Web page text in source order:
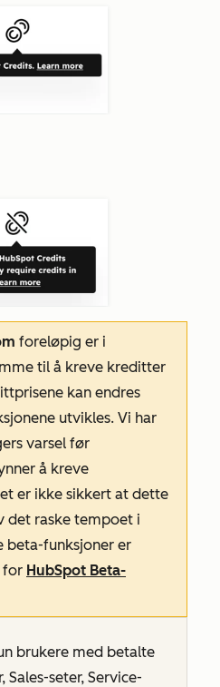
foreløpig er i
til å kreve kreditter
kan endres
utvikles. Vi har
varsel før
å kreve
er ikke sikkert at dette
det raske tempoet i
beta-funksjoner er
for HubSpot Beta-
brukere med betalte
Sales-seter, Service-